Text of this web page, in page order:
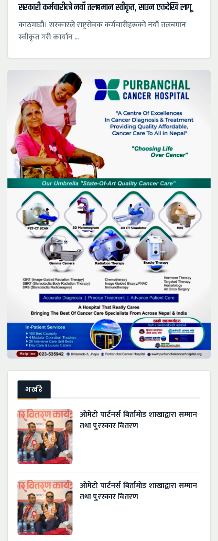
सरकारी कर्मचारीको नयाँ तलबमान स्वीकृत, साउन एकदेखि लागू
काठमाडौं। सरकारले राष्ट्रसेवक कर्मचारीहरूको नयाँ तलबमान
स्वीकृत गरी कार्यान ...
भर्खरै
ओमेटो पार्टनर्स बिर्तामोड शाखाद्वारा सम्मान
तथा पुरस्कार वितरण
ओमेटो पार्टनर्स बिर्तामोड शाखाद्वारा सम्मान
तथा पुरस्कार वितरण